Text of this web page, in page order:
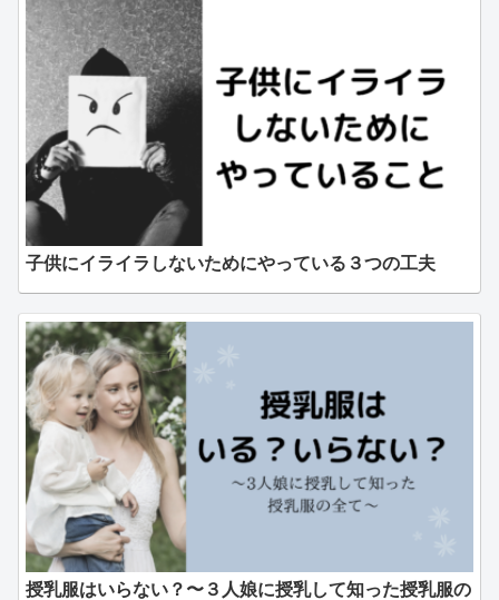
子供にイライラしないためにやっている３つの工夫
授乳服はいらない？〜３人娘に授乳して知った授乳服の